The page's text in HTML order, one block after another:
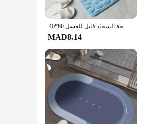
**Effortless Maintenance**
Cleaning your bathroom has
for both inside and outside
This mat is not just a
hotels and guesthouses. The
choice for busy households,
40*60 سنتيمتر عدم الانزلاق السجاد حصوه تنقش الحمام حصيرة حوض الاستحمام الجانب الطابق البساط ماصة ممسحة السجاد قابل للغسل
MAD8.14